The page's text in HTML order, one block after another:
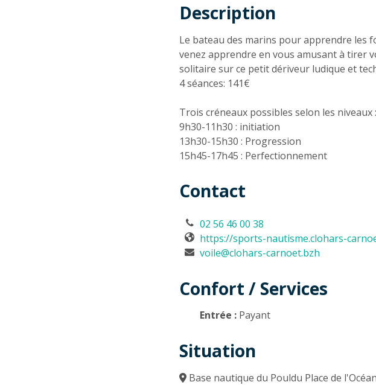
Description
Description
Le bateau des marins pour apprendre les
venez apprendre en vous amusant à tirer
solitaire sur ce petit dériveur ludique et
4 séances: 141€
Trois créneaux possibles selon les niveaux :
9h30-11h30 : initiation
13h30-15h30 : Progression
15h45-17h45 : Perfectionnement
Contact
02 56 46 00 38
https://sports-nautisme.clohars-
voile@clohars-carnoet.bzh
Confort / Services
Entrée : Payant
Situation
Base nautique du Pouldu Place de